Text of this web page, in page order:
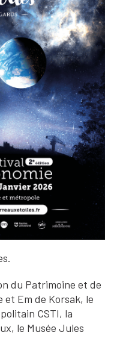
du Patrimoine et de
et Em de Korsak, le
CSTI, la
le Musée Jules